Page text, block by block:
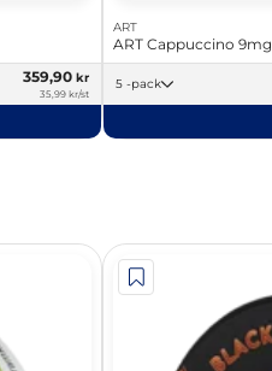
359,90 kr
35,99 kr/st
ART
ART Cappuccino 9mg
5 -pack